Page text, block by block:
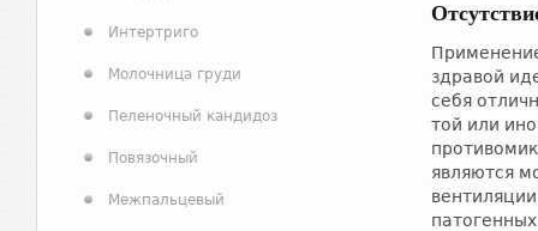
Интертриго
Молочница груди
Пеленочный кандидоз
Повязочный
Межпальцевый
здравой
себя
той или
являются